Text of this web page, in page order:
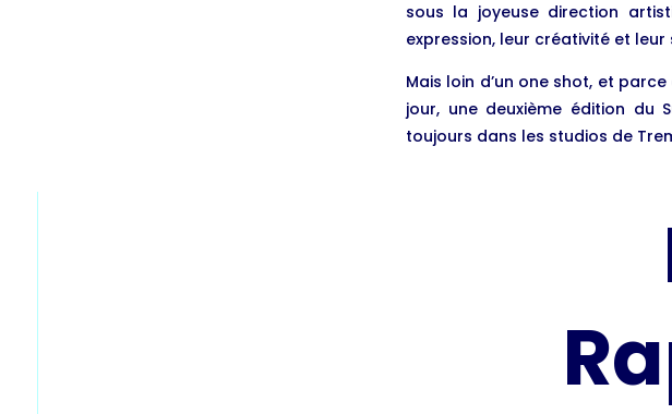
sous la joyeuse direction
expression, leur créativité et leur
Mais loin d’un one shot, et
jour, une deuxième édition du
toujours dans les studios de